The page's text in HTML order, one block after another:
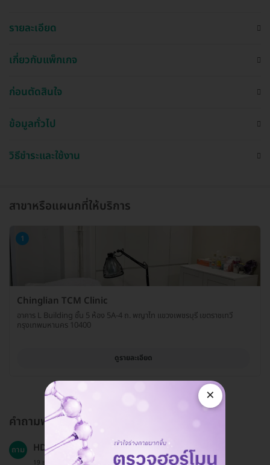
รายละเอียด
เกี่ยวกับแพ็กเกจ
ก่อนตัดสินใจ
ข้อมูลทั่วไป
วิธีชำระและใช้งาน
สาขาหรือแผนกที่ให้บริการ
1
Chinglian TCM Clinic
อาคาร L Building ชั้น 5 ห้อง 5A-4 ถ. พญาไท แขวงเพชรบุรี เขตราชเทวี
กรุงเทพมหานคร 10400
ดูรายละเอียด
คำถามพบบ่อย
ถาม HDmall รับชำระเงินด้วยวิธีใดบ้าง?
19 ธ.ค. 2024
×